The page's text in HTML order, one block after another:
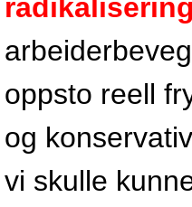
radikalisering
oppsto reell
og
vi skulle